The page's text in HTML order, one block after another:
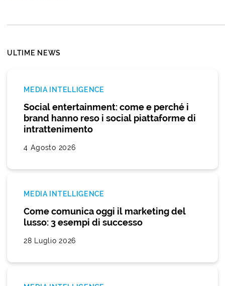
ULTIME NEWS
MEDIA INTELLIGENCE
Social entertainment: come e perché i
brand hanno reso i social piattaforme di
intrattenimento
4 Agosto 2026
MEDIA INTELLIGENCE
Come comunica oggi il marketing del
lusso: 3 esempi di successo
28 Luglio 2026